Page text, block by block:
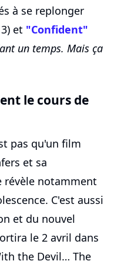
à se replonger
et "Confident"
un temps. Mais ça
le cours de
pas qu'un film
et sa
révèle notamment
C'est aussi
et du nouvel
le 2 avril dans
the Devil… The